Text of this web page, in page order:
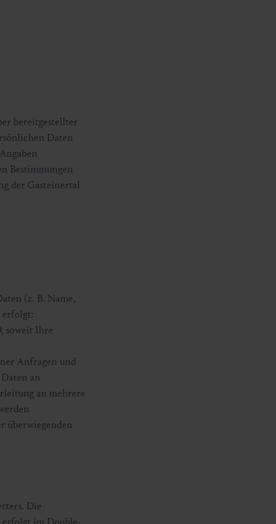
bereitgestellter
Daten
Bestimmungen
der Gasteinertal
(z. B. Name,
erfolgt:
soweit Ihre
Anfragen und
an
an mehrere
überwiegenden
Die